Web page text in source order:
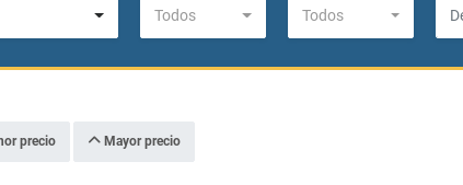
Todos Todos
precio Mayor precio